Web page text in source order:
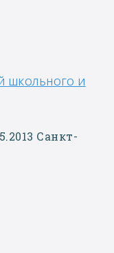
ШКОЛЬНОГО И
Санкт-